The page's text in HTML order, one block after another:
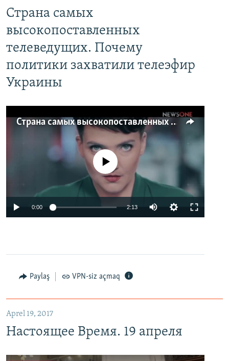
Страна самых
высокопоставленных
телеведущих. Почему
политики захватили телеэфир
Украины
Страна самых высокопоставленных телеведущих. Почему политики захватили телеэфир Украины
No media source currently available
0:00 2:13
Paylaş VPN-siz açmaq
Aprel 19, 2017
Настоящее Время. 19 апреля